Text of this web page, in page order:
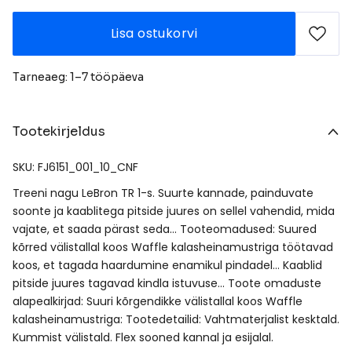
Lisa ostukorvi
Tarneaeg: 1–7 tööpäeva
Tootekirjeldus
SKU: FJ6151_001_10_CNF
Treeni nagu LeBron TR 1-s. Suurte kannade, painduvate
soonte ja kaablitega pitside juures on sellel vahendid, mida
vajate, et saada pärast seda… Tooteomadused: Suured
kõrred välistallal koos Waffle kalasheinamustriga töötavad
koos, et tagada haardumine enamikul pindadel… Kaablid
pitside juures tagavad kindla istuvuse… Toote omaduste
alapealkirjad: Suuri kõrgendikke välistallal koos Waffle
kalasheinamustriga: Tootedetailid: Vahtmaterjalist kesktald.
Kummist välistald. Flex sooned kannal ja esijalal.